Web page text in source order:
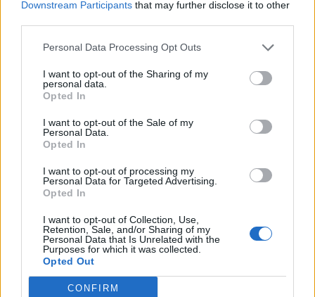
Downstream Participants that may further disclose it to other
Personal Data Processing Opt Outs
I want to opt-out of the Sharing of my
personal data.
Opted In
I want to opt-out of the Sale of my
Personal Data.
Opted In
I want to opt-out of processing my
Personal Data for Targeted Advertising.
Opted In
I want to opt-out of Collection, Use,
Retention, Sale, and/or Sharing of my
Personal Data that Is Unrelated with the
Purposes for which it was collected.
Opted Out
CONFIRM
φανταστεί μια μαγική μέρα… κι αντ’ αυτού
στεκόμουν μέσα σε παγωμένο νερό, μούσκεμα,
Βγήκα από το σιντριβάνι τρέμοντας και
στάζοντας από την κορυφή ως τα νύχια. Τα
δάκρυά μου αναμειγνύονταν με το νερό στο
πρόσωπό μου. Ο σύζυγός μου συνέχιζε να
γελάει, αστειευόμενος με τους φίλους του: